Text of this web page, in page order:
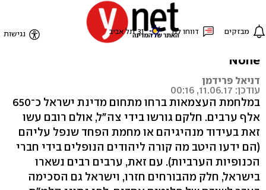
הפתרון היחיד ל"זכות
השיבה"
None
דניאל פרידמן
עודכן: 11.06.17, 00:16
במלחמת העצמאות ברחו מתחום מדינת ישראל כ־650
אלף ערבים. חלקם גורשו בידי צה"ל, אולם רובם עשו
זאת בעידוד מנהיגיהם או מחמת הפחד שנפל עליהם
(הם ידעו היטב מה קורה ליהודים הנופלים בידי חברי
הכנופיות הערביות). עם זאת, ערבים רבים נשארו
בישראל, חלק מהבורחים חזרו, וישראל גם הסכימה